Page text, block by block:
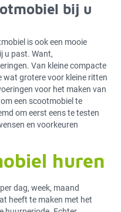
bij u
is ook een mooie
u past. Want,
Van kleine compacte
wat grotere voor kleine ritten
voor het maken van
een scootmobiel te
om eerst eens te testen
en voorkeuren
huren
dag, week, maand
heeft te maken met het